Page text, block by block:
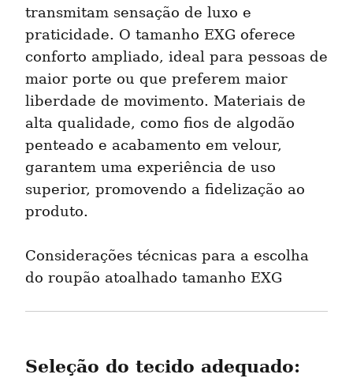
transmitam sensação de luxo e
praticidade. O tamanho EXG oferece
conforto ampliado, ideal para pessoas de
maior porte ou que preferem maior
liberdade de movimento. Materiais de
alta qualidade, como fios de algodão
penteado e acabamento em velour,
garantem uma experiência de uso
superior, promovendo a fidelização ao
produto.
Considerações técnicas para a escolha
do roupão atoalhado tamanho EXG
Seleção do tecido adequado: